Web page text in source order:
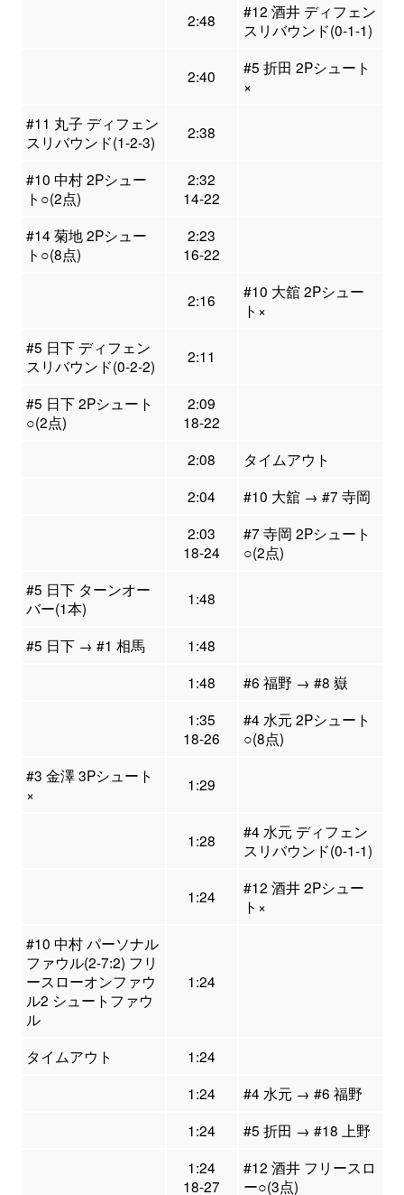
2:48
#12 酒井 ディフェン
スリバウンド(0-1-1)
2:40
#5 折田 2Pシュート
×
#11 丸子 ディフェン
スリバウンド(1-2-3)
2:38
#10 中村 2Pシュー
ト○(2点)
2:32
14-22
#14 菊地 2Pシュー
ト○(8点)
2:23
16-22
2:16
#10 大舘 2Pシュー
ト×
#5 日下 ディフェン
スリバウンド(0-2-2)
2:11
#5 日下 2Pシュート
○(2点)
2:09
18-22
2:08
タイムアウト
2:04
#10 大舘 → #7 寺岡
2:03
18-24
#7 寺岡 2Pシュート
○(2点)
#5 日下 ターンオー
バー(1本)
1:48
#5 日下 → #1 相馬
1:48
1:48
#6 福野 → #8 嶽
1:35
18-26
#4 水元 2Pシュート
○(8点)
#3 金澤 3Pシュート
×
1:29
1:28
#4 水元 ディフェン
スリバウンド(0-1-1)
1:24
#12 酒井 2Pシュー
ト×
#10 中村 パーソナル
ファウル(2-7:2) フリ
ースローオンファウ
ル2 シュートファウ
ル
1:24
タイムアウト
1:24
1:24
#4 水元 → #6 福野
1:24
#5 折田 → #18 上野
1:24
18-27
#12 酒井 フリースロ
ー○(3点)